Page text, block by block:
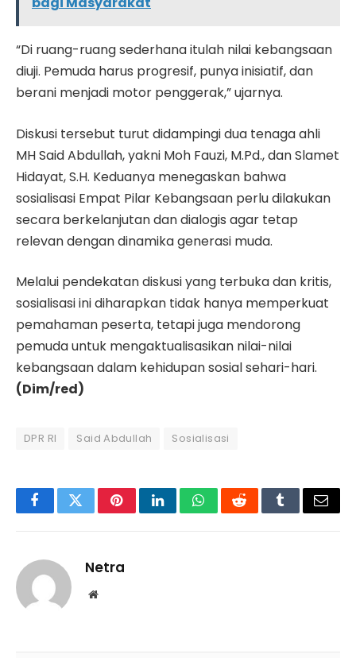
“Di ruang-ruang sederhana itulah nilai kebangsaan
diuji. Pemuda harus progresif, punya inisiatif, dan
berani menjadi motor penggerak,” ujarnya.
Diskusi tersebut turut didampingi dua tenaga ahli
MH Said Abdullah, yakni Moh Fauzi, M.Pd., dan Slamet
Hidayat, S.H. Keduanya menegaskan bahwa
sosialisasi Empat Pilar Kebangsaan perlu dilakukan
secara berkelanjutan dan dialogis agar tetap
relevan dengan dinamika generasi muda.
Melalui pendekatan diskusi yang terbuka dan kritis,
sosialisasi ini diharapkan tidak hanya memperkuat
pemahaman peserta, tetapi juga mendorong
pemuda untuk mengaktualisasikan nilai-nilai
kebangsaan dalam kehidupan sosial sehari-hari.
(Dim/red)
DPR RI Said Abdullah Sosialisasi
FacebookTwitterPinterestLinkedInWhatsAppRedditTumblrEmail
Netra
Website